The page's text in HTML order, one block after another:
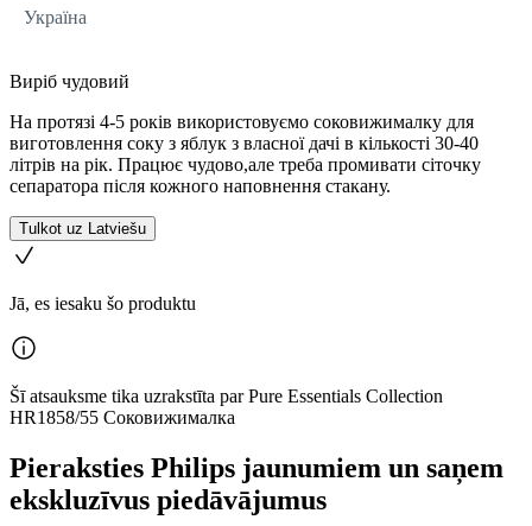
Україна
Виріб чудовий
На протязі 4-5 років використовуємо соковижималку для
виготовлення соку з яблук з власної дачі в кількості 30-40
літрів на рік. Працює чудово,але треба промивати сіточку
сепаратора після кожного наповнення стакану.
Tulkot uz Latviešu
Jā, es iesaku šo produktu
Šī atsauksme tika uzrakstīta par Pure Essentials Collection
HR1858/55 Соковижималка
Pieraksties Philips jaunumiem un saņem
ekskluzīvus piedāvājumus